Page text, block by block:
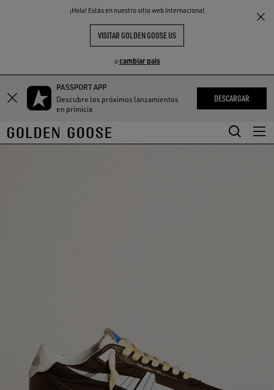
¡Hola! Estás en nuestro sitio web Internacional
VISITAR GOLDEN GOOSE US
ocambiar pais
Saltar
a
principal
Saltar
a
de
PASSPORT APP
Descubre los próximos lanzamientos
en primicia
DESCARGAR
THE
COMMUNITY